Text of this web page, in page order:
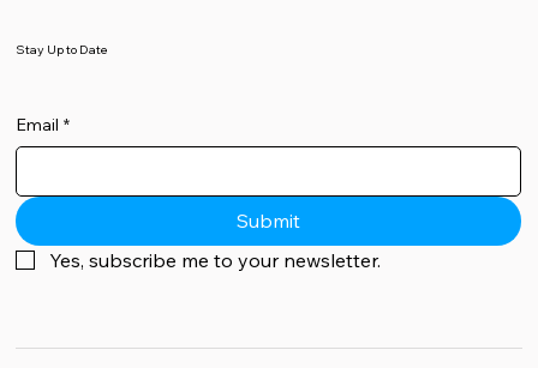
Stay Up to Date
Email *
Submit
Yes, subscribe me to your newsletter.